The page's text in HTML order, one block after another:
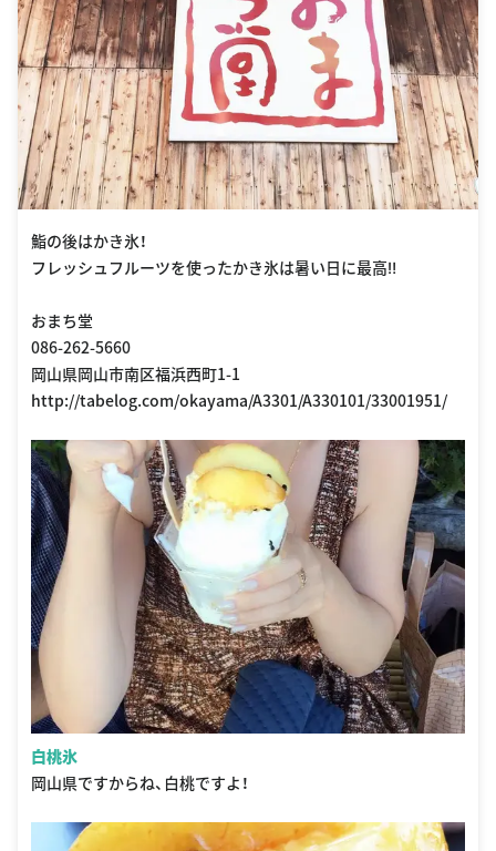
鮨の後はかき氷！
フレッシュフルーツを使ったかき氷は暑い日に最高‼︎
おまち堂
086-262-5660
岡山県岡山市南区福浜西町1-1
http://tabelog.com/okayama/A3301/A330101/33001951/
白桃氷
岡山県ですからね、白桃ですよ！